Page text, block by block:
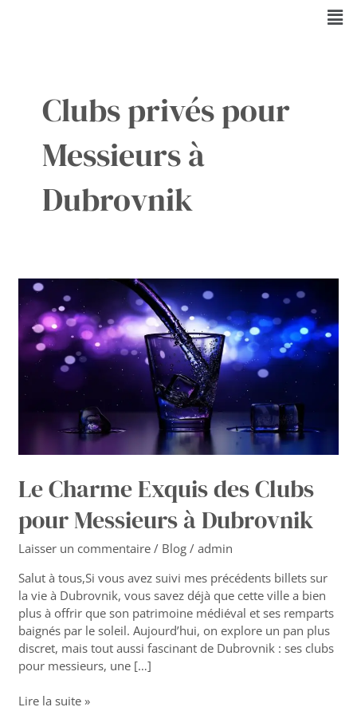
Clubs privés pour
Messieurs à
Dubrovnik
Le Charme Exquis des Clubs
pour Messieurs à Dubrovnik
Laisser un commentaire / Blog /admin
Salut à tous,Si vous avez suivi mes précédents billets sur
la vie à Dubrovnik, vous savez déjà que cette ville a bien
plus à offrir que son patrimoine médiéval et ses remparts
baignés par le soleil. Aujourd’hui, on explore un pan plus
discret, mais tout aussi fascinant de Dubrovnik : ses clubs
pour messieurs, une […]
Charme
Exquis
des
Clubs
pour
Messieurs
Dubrovnik
Lire la suite »